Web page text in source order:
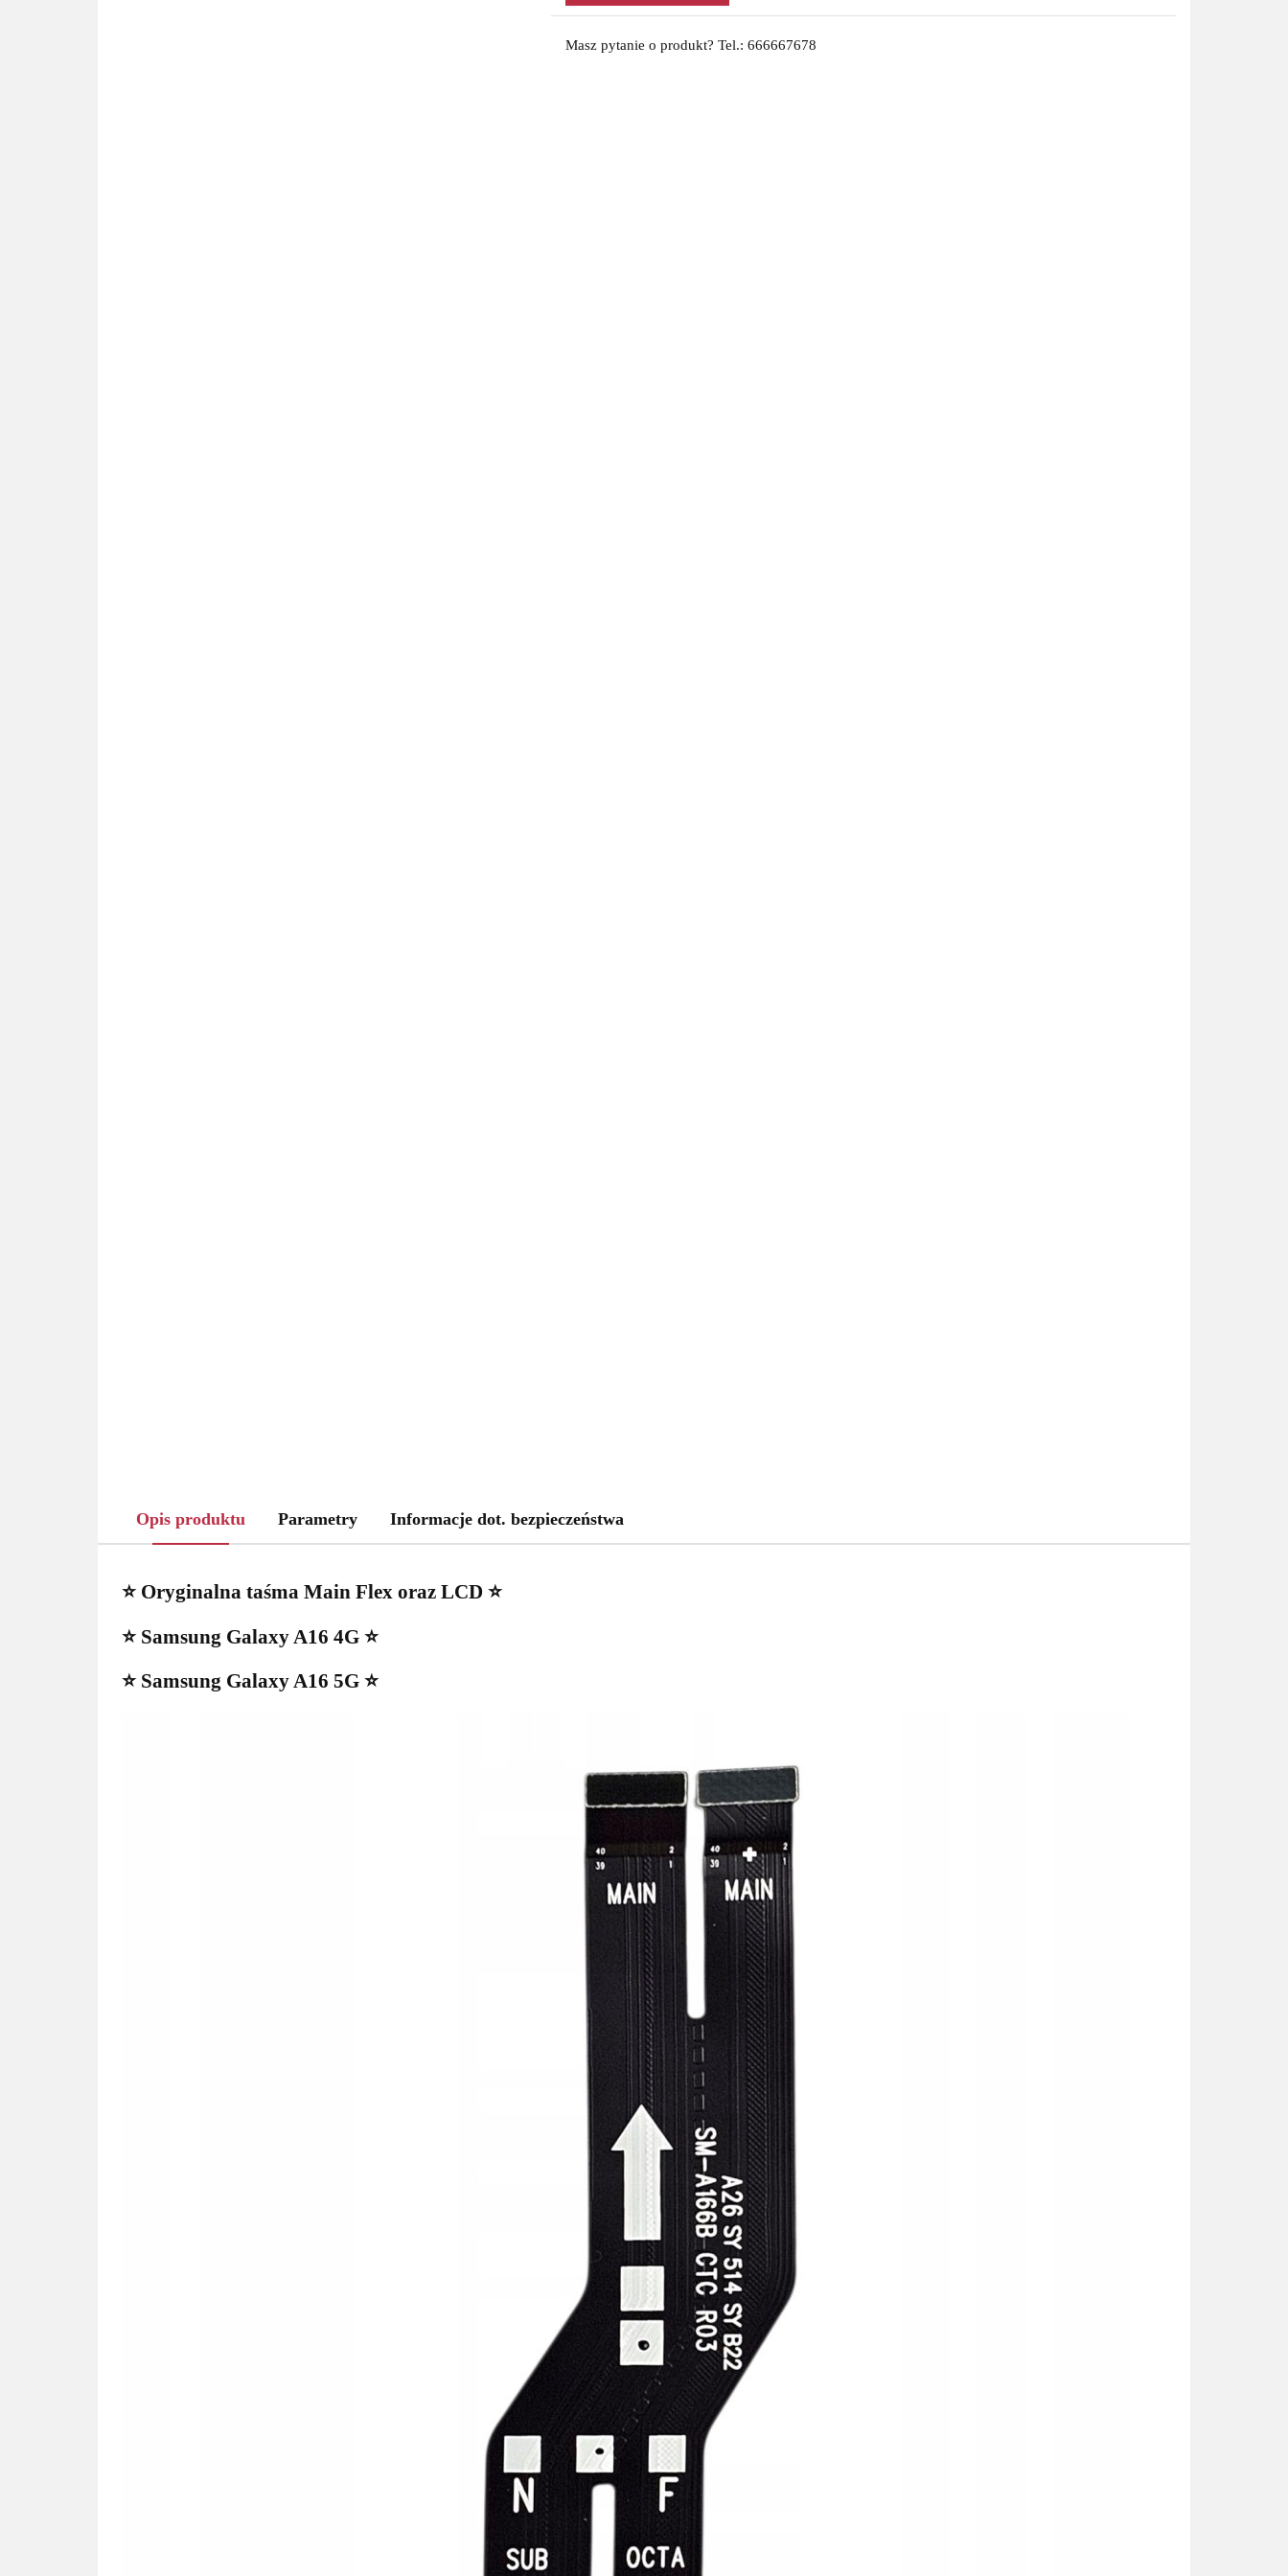
Masz pytanie o produkt? Tel.: 666667678
Opis produktu Parametry Informacje dot. bezpieczeństwa
⭐ Oryginalna taśma Main Flex oraz LCD ⭐
⭐ Samsung Galaxy A16 4G ⭐
⭐ Samsung Galaxy A16 5G ⭐